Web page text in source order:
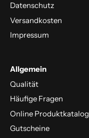
Datenschutz
Versandkosten
Impressum
Allgemein
Qualität
Häufige Fragen
Online Produktkatalog
Gutscheine